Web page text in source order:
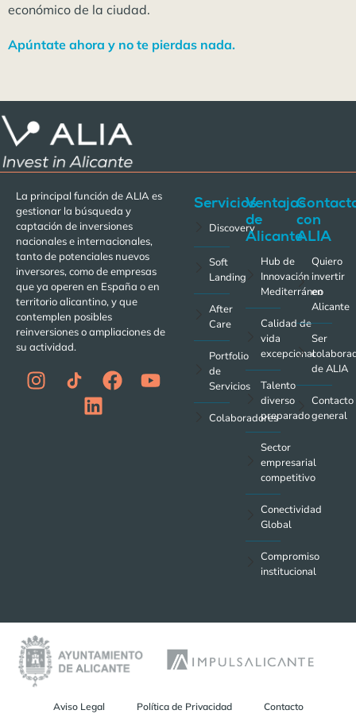
económico de la ciudad.
Apúntate ahora y no te pierdas nada.
La principal función de ALIA es
gestionar la búsqueda y
captación de inversiones
nacionales e internacionales,
tanto de potenciales nuevos
inversores, como de empresas
que ya operen en España o en
territorio alicantino, y que
contemplen posibles
reinversiones o ampliaciones de
su actividad.
Servicios
Discovery
Soft
Landing
After
Care
Portfolio
de
Servicios
Colaboradores
Ventajas
de
Alicante
Hub de
Innovación
Mediterráneo
Calidad de
vida
excepcional
Talento
diverso
preparado
Sector
empresarial
competitivo
Conectividad
Global
Compromiso
institucional
con
ALIA
Quiero
invertir
en
Alicante
Ser
de ALIA
Contacto
general
Aviso Legal Política de Privacidad Contacto